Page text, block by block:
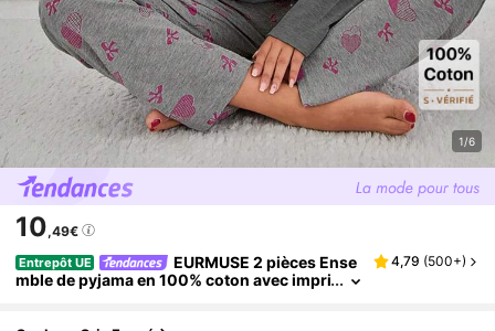
1/6
10,49€
Entrepôt UE
EURMUSE 2 pièces Ense
mble de pyjama en 100% coton avec impri
4,79 (500+)